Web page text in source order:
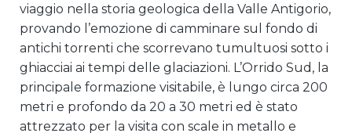
viaggio nella storia geologica della Valle Antigorio,
provando l’emozione di camminare sul fondo di
antichi torrenti che scorrevano tumultuosi sotto i
ghiacciai ai tempi delle glaciazioni. L’Orrido Sud, la
principale formazione visitabile, è lungo circa 200
metri e profondo da 20 a 30 metri ed è stato
attrezzato per la visita con scale in metallo e